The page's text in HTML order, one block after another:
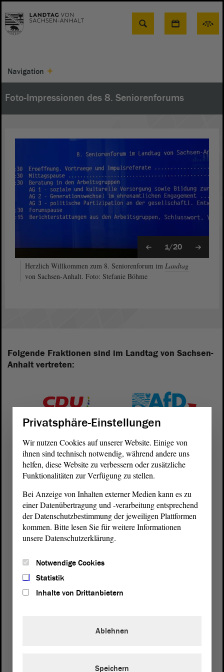
Suche
Navigation
Foto-Impressionen des 8. Seniorenforums
1/20
Herzlich Willkommen zum 8. Seniorenforum im Landtag
von Sachsen-Anhalt. Foto: Stefanie Böhme
Folgende Fraktionen sind im Landtag von Sachsen-
Anhalt vertreten:
Postanschrift
Landtag
von Sachsen-Anhalt
39104 Magdeburg
0391 / 560 - 0
Privatsphäre-Einstellungen
Wir nutzen Cookies auf unserer Website. Einige von
ihnen sind technisch notwendig, während andere uns
helfen, diese Website zu verbessern oder zusätzliche
Funktionalitäten zur Verfügung zu stellen.
Bei Anzeige von Inhalten externer Medien kann es zu
einer Datenübertragung und -verarbeitung entsprechend
der Datenschutzbestimmung der jeweiligen Plattformen
kommen. Bitte lesen Sie für weitere Informationen
unsere Datenschutzerklärung.
Notwendige Cookies
Statistik
Inhalte von Drittanbietern
Ablehnen
Speichern